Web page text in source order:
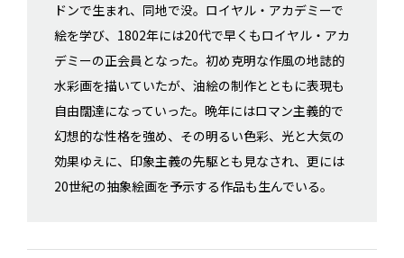
ドンで生まれ、同地で没。ロイヤル・アカデミーで
絵を学び、1802年には20代で早くもロイヤル・アカ
デミーの正会員となった。初め克明な作風の地誌的
水彩画を描いていたが、油絵の制作とともに表現も
自由闊達になっていった。晩年にはロマン主義的で
幻想的な性格を強め、その明るい色彩、光と大気の
効果ゆえに、印象主義の先駆とも見なされ、更には
20世紀の抽象絵画を予示する作品も生んでいる。